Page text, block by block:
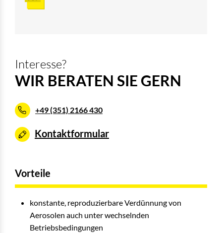
Interesse?
WIR BERATEN SIE GERN
+49 (351) 2166 430
Kontaktformular
Vorteile
konstante, reproduzierbare Verdünnung von
Aerosolen auch unter wechselnden
Betriebsbedingungen